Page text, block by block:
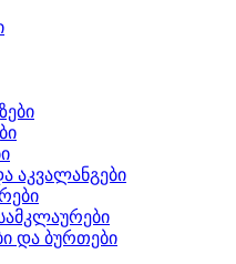
აკვალანგები
და ბურთები